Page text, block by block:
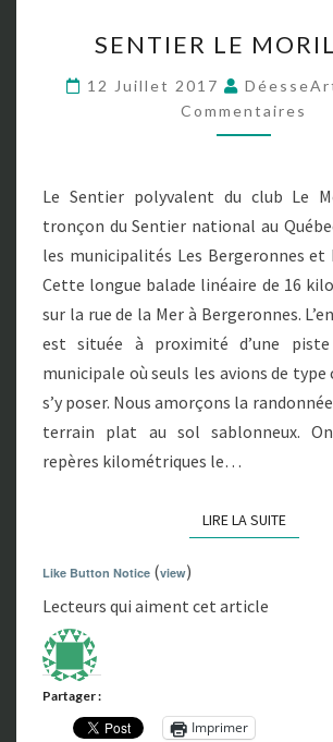
T
I
E
L
M
O
R
I
L
L
O
N
SENTIER LE
12 Juillet 2017
Commentaires
Le Sentier polyvalent du club Le
tronçon du Sentier national au
les municipalités Les Bergeronnes et
Cette longue balade linéaire de 16
sur la rue de la Mer à Bergeronnes.
est située à proximité d’une piste
municipale où seuls les avions de type
s’y poser. Nous amorçons la
terrain plat au sol sablonneux.
repères kilométriques le…
LIRE LA SUITELIRE LA
Like Button Notice (view)
Lecteurs qui aiment cet article
Partager :
Imprimer